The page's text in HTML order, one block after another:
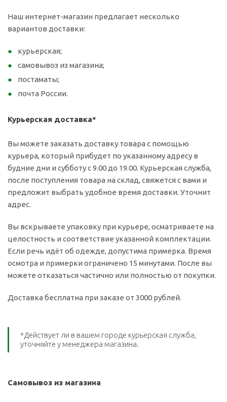
Наш интернет-магазин предлагает несколько
вариантов доставки:
курьерская;
самовывоз из магазина;
постаматы;
почта России.
Курьерская доставка*
Вы можете заказать доставку товара с помощью
курьера, который прибудет по указанному адресу в
будние дни и субботу с 9.00 до 19.00. Курьерская служба,
после поступления товара на склад, свяжется с вами и
предложит выбрать удобное время доставки. Уточнит
адрес.
Вы вскрываете упаковку при курьере, осматриваете на
целостность и соответствие указанной комплектации.
Если речь идёт об одежде, допустима примерка. Время
осмотра и примерки ограничено 15 минутами. После вы
можете отказаться частично или полностью от покупки.
Доставка бесплатна при заказе от 3000 рублей.
*Действует ли в вашем городе курьерская служба,
уточняйте у менеджера магазина.
Самовывоз из магазина